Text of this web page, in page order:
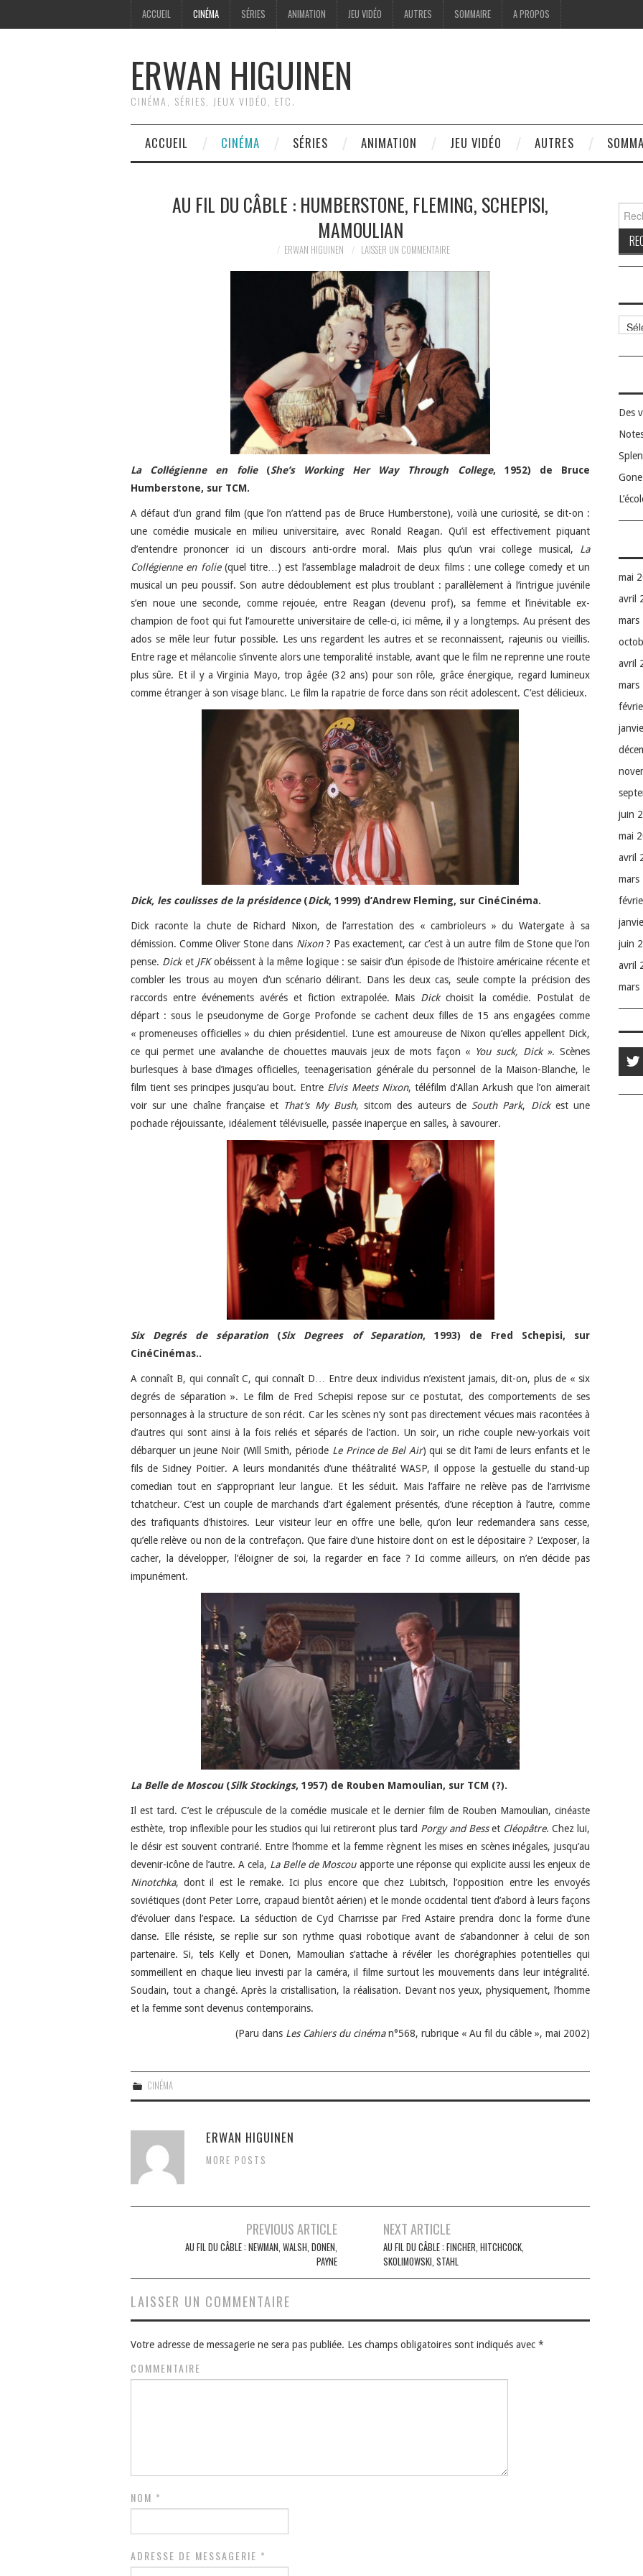
ACCUEIL CINÉMA SÉRIES ANIMATION JEU VIDÉO AUTRES SOMMAIRE A PROPOS
ERWAN HIGUINEN
CINÉMA, SÉRIES, JEUX VIDÉO, ETC.
ACCUEIL CINÉMA SÉRIES ANIMATION JEU VIDÉO AUTRES
AU FIL DU CÂBLE : HUMBERSTONE, FLEMING, SCHEPISI,
MAMOULIAN
ERWAN HIGUINEN LAISSER UN COMMENTAIRE
La Collégienne en folie(She’s Working Her Way Through College, 1952) de Bruce
Humberstone, sur TCM.
A défaut d’un grand film (que l’on n’attend pas de Bruce Humberstone), voilà une curiosité, se dit-on :
une comédie musicale en milieu universitaire, avec Ronald Reagan. Qu’il est effectivement piquant
d’entendre prononcer ici un discours anti-ordre moral. Mais plus qu’un vrai college musical, La
Collégienne en folie(quel titre…) est l’assemblage maladroit de deux films : une college comedy et un
musical un peu poussif. Son autre dédoublement est plus troublant : parallèlement à l’intrigue juvénile
s’en noue une seconde, comme rejouée, entre Reagan (devenu prof), sa femme et l’inévitable ex-
champion de foot qui fut l’amourette universitaire de celle-ci, ici même, il y a longtemps. Au présent des
ados se mêle leur futur possible. Les uns regardent les autres et se reconnaissent, rajeunis ou vieillis.
Entre rage et mélancolie s’invente alors une temporalité instable, avant que le film ne reprenne une route
plus sûre. Et il y a Virginia Mayo, trop âgée (32 ans) pour son rôle, grâce énergique, regard lumineux
comme étranger à son visage blanc. Le film la rapatrie de force dans son récit adolescent. C’est délicieux.
Dick, les coulisses de la présidence(Dick, 1999) d’Andrew Fleming, sur CinéCinéma.
Dick raconte la chute de Richard Nixon, de l’arrestation des « cambrioleurs » du Watergate à sa
démission. Comme Oliver Stone dans Nixon? Pas exactement, car c’est à un autre film de Stone que l’on
pense. Dicket JFKobéissent à la même logique : se saisir d’un épisode de l’histoire américaine récente et
combler les trous au moyen d’un scénario délirant. Dans les deux cas, seule compte la précision des
raccords entre événements avérés et fiction extrapolée. Mais Dickchoisit la comédie. Postulat de
départ : sous le pseudonyme de Gorge Profonde se cachent deux filles de 15 ans engagées comme
« promeneuses officielles » du chien présidentiel. L’une est amoureuse de Nixon qu’elles appellent Dick,
ce qui permet une avalanche de chouettes mauvais jeux de mots façon « You suck, Dick ». Scènes
burlesques à base d’images officielles, teenagerisation générale du personnel de la Maison-Blanche, le
film tient ses principes jusqu’au bout. Entre Elvis Meets Nixon, téléfilm d’Allan Arkush que l’on aimerait
voir sur une chaîne française et That’s My Bush, sitcom des auteurs de South Park, Dickest une
pochade réjouissante, idéalement télévisuelle, passée inaperçue en salles, à savourer.
Six Degrés de séparation (Six Degrees of Separation, 1993) de Fred Schepisi, sur
CinéCinémas..
A connaît B, qui connaît C, qui connaît D… Entre deux individus n’existent jamais, dit-on, plus de « six
degrés de séparation ». Le film de Fred Schepisi repose sur ce postutat, des comportements de ses
personnages à la structure de son récit. Car les scènes n’y sont pas directement vécues mais racontées à
d’autres qui sont ainsi à la fois reliés et séparés de l’action. Un soir, un riche couple new-yorkais voit
débarquer un jeune Noir (Will Smith, période Le Prince de Bel Air) qui se dit l’ami de leurs enfants et le
fils de Sidney Poitier. A leurs mondanités d’une théâtralité WASP, il oppose la gestuelle du stand-up
comedian tout en s’appropriant leur langue. Et les séduit. Mais l’affaire ne relève pas de l’arrivisme
tchatcheur. C’est un couple de marchands d’art également présentés, d’une réception à l’autre, comme
des trafiquants d’histoires. Leur visiteur leur en offre une belle, qu’on leur redemandera sans cesse,
qu’elle relève ou non de la contrefaçon. Que faire d’une histoire dont on est le dépositaire ? L’exposer, la
cacher, la développer, l’éloigner de soi, la regarder en face ? Ici comme ailleurs, on n’en décide pas
impunément.
La Belle de Moscou(Silk Stockings, 1957) de Rouben Mamoulian, sur TCM (?).
Il est tard. C’est le crépuscule de la comédie musicale et le dernier film de Rouben Mamoulian, cinéaste
esthète, trop inflexible pour les studios qui lui retireront plus tard Porgy and Besset Cléopâtre. Chez lui,
le désir est souvent contrarié. Entre l’homme et la femme règnent les mises en scènes inégales, jusqu’au
devenir-icône de l’autre. A cela, La Belle de Moscouapporte une réponse qui explicite aussi les enjeux de
Ninotchka, dont il est le remake. Ici plus encore que chez Lubitsch, l’opposition entre les envoyés
soviétiques (dont Peter Lorre, crapaud bientôt aérien) et le monde occidental tient d’abord à leurs façons
d’évoluer dans l’espace. La séduction de Cyd Charrisse par Fred Astaire prendra donc la forme d’une
danse. Elle résiste, se replie sur son rythme quasi robotique avant de s’abandonner à celui de son
partenaire. Si, tels Kelly et Donen, Mamoulian s’attache à révéler les chorégraphies potentielles qui
sommeillent en chaque lieu investi par la caméra, il filme surtout les mouvements dans leur intégralité.
Soudain, tout a changé. Après la cristallisation, la réalisation. Devant nos yeux, physiquement, l’homme
et la femme sont devenus contemporains.
(Paru dans Les Cahiers du cinéman°568, rubrique « Au fil du câble », mai 2002)
CINÉMA
ERWAN HIGUINEN
MORE POSTS
PREVIOUS ARTICLE
AU FIL DU CÂBLE : NEWMAN, WALSH, DONEN,
PAYNE
NEXT ARTICLE
AU FIL DU CÂBLE : FINCHER, HITCHCOCK,
SKOLIMOWSKI, STAHL
LAISSER UN COMMENTAIRE
Votre adresse de messagerie ne sera pas publiée. Les champs obligatoires sont indiqués avec *
COMMENTAIRE
NOM *
ADRESSE DE MESSAGERIE *
Des
mai
avril
mars
avril
mars
juin
mai
avril
mars
juin
avril
mars